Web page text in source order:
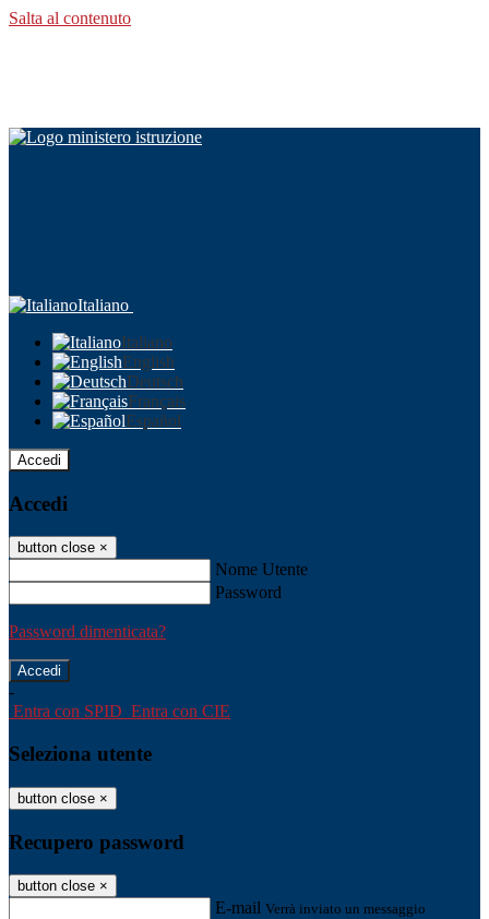
Salta al contenuto
Italiano
Italiano
English
Deutsch
Français
Español
Accedi
Accedi
button close ×
Nome Utente
Password
Password dimenticata?
-
Entra con SPID Entra con CIE
Seleziona utente
button close ×
Recupero password
button close ×
E-mail Verrà inviato un messaggio